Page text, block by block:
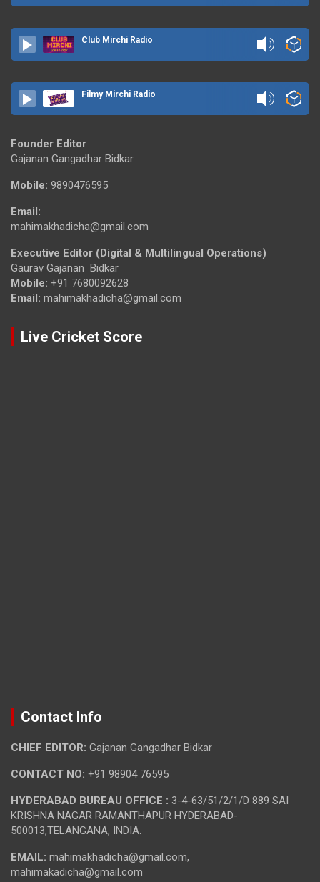
Club Mirchi Radio
Filmy Mirchi Radio
Founder Editor
Gajanan Gangadhar Bidkar
Mobile: 9890476595
Email:
mahimakhadicha@gmail.com
Executive Editor (Digital & Multilingual Operations)
Gaurav Gajanan Bidkar
Mobile: +91 7680092628
Email: mahimakhadicha@gmail.com
Live Cricket Score
Contact Info
CHIEF EDITOR: Gajanan Gangadhar Bidkar
CONTACT NO: +91 98904 76595
HYDERABAD BUREAU OFFICE : 3-4-63/51/2/1/D 889 SAI
KRISHNA NAGAR RAMANTHAPUR HYDERABAD-
500013,TELANGANA, INDIA.
EMAIL: mahimakhadicha@gmail.com,
mahimakadicha@gmail.com